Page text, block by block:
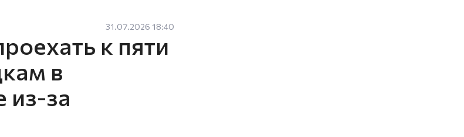
31.07.2026 18:40
к пяти
в
из-за